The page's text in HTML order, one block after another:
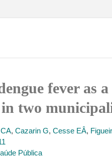
fever as
in two
, Cazarin G, Cesse EÂ,
Pública